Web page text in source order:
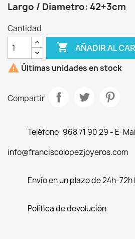
Largo / Diametro: 42+3cm
Cantidad
 AÑADIR AL
 Últimas unidades en stock
Compartir
Teléfono: 968 71 90 29 - E-
info@franciscolopezjoyeros.com
Envío en un plazo de 24h-
Política de devolución